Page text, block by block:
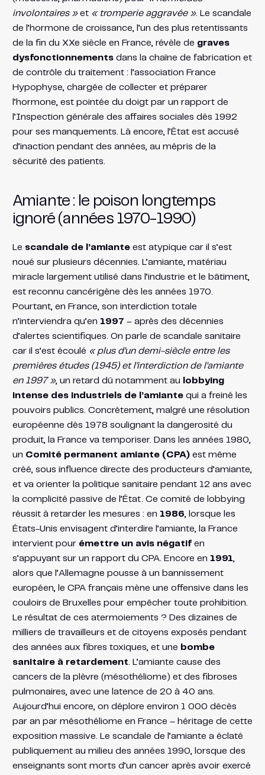
involontaires »et « tromperie aggravée ». Le scandale
de l’hormone de croissance, l’un des plus retentissants
de la fin du XXe siècle en France, révèle de graves
dysfonctionnementsdans la chaîne de fabrication et
de contrôle du traitement : l’association France
Hypophyse, chargée de collecter et préparer
l’hormone, est pointée du doigt par un rapport de
l’Inspection générale des affaires sociales dès 1992
pour ses manquements​. Là encore, l’État est accusé
d’inaction pendant des années, au mépris de la
sécurité des patients.
Amiante : le poison longtemps
ignoré (années 1970-1990)
Le scandale de l’amianteest atypique car il s’est
noué sur plusieurs décennies. L’amiante, matériau
miracle largement utilisé dans l’industrie et le bâtiment,
est reconnu cancérigène dès les années 1970.
Pourtant, en France, son interdiction totale
n’interviendra qu’en 1997 – après des décennies
d’alertes scientifiques. On parle de scandale sanitaire
car il s’est écoulé « plus d’un demi-siècle entre les
premières études (1945) et l’interdiction de l’amiante
en 1997 », un retard dû notamment au
lobbying
intense des industriels de l’amiantequi a freiné les
pouvoirs publics​. Concrètement, malgré une résolution
européenne dès 1978 soulignant la dangerosité du
produit, la France va temporiser. Dans les années 1980,
un Comité permanent amiante (CPA)est même
créé, sous influence directe des producteurs d’amiante,
et va orienter la politique sanitaire pendant 12 ans avec
la complicité passive de l’État​. Ce comité de lobbying
réussit à retarder les mesures : en 1986 , lorsque les
États-Unis envisagent d’interdire l’amiante, la France
intervient pour émettre un avis négatifen
s’appuyant sur un rapport du CPA​. Encore en 1991
alors que l’Allemagne pousse à un bannissement
européen, le CPA français mène une offensive dans les
couloirs de Bruxelles pour empêcher toute prohibition​.
Le résultat de ces atermoiements ? Des dizaines de
milliers de travailleurs et de citoyens exposés pendant
des années aux fibres toxiques, et une bombe
sanitaire à retardement . L’amiante cause des
cancers de la plèvre (mésothéliome) et des fibroses
pulmonaires, avec une latence de 20 à 40 ans.
Aujourd’hui encore, on déplore environ 1 000 décès
par an par mésothéliome en France – héritage de cette
exposition massive. Le scandale de l’amiante a éclaté
publiquement au milieu des années 1990, lorsque des
enseignants sont morts d’un cancer après avoir exercé